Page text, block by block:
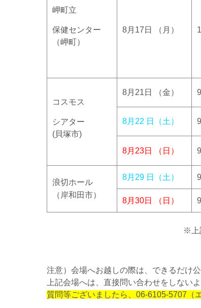
岬町立
保健センター
（岬町）
8月17日 （月）
コスモス
シアター
(貝塚市)
8月21日 （金）
8月22 日（土）
8月23日 （日）
浪切ホール
（岸和田市）
8月29 日（土）
8月30日 （日）
※上
注意）会場へお越しの際は、できるだけ
上記会場へは、直接問い合わせをしない
質問等ございましたら、06-6105-5707（